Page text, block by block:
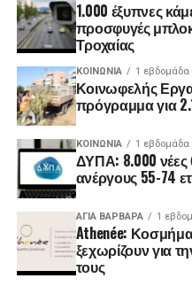
1.000 έξυπνες
προσφυγές
Τροχαίας
ΚΟΙΝΩΝΊΑ 1 εβδομάδα
Κοινωφελής
πρόγραμμα για
ΚΟΙΝΩΝΊΑ 1 εβδομάδα
ΔΥΠΑ: 8.000 νέες
ανέργους 55-74
ΑΓΙΑ ΒΑΡΒΑΡΑ 1
Athenée:
ξεχωρίζουν για
τους